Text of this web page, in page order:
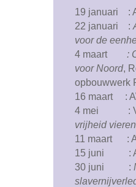
19 januari :
22 januari :
voor de
4 maart:
voor Noord,
opbouwwerk
16 maart :
4 mei :
vrijheid vieren
11 maart :
15 juni :
30 juni :